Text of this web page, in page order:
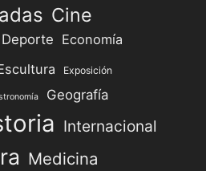
Cine
Deporte Economía
Exposición
Geografía
Internacional
Medicina